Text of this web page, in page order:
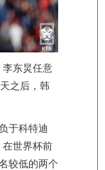
东炅任意
之后，韩
于科特迪
在世界杯前
较低的两个